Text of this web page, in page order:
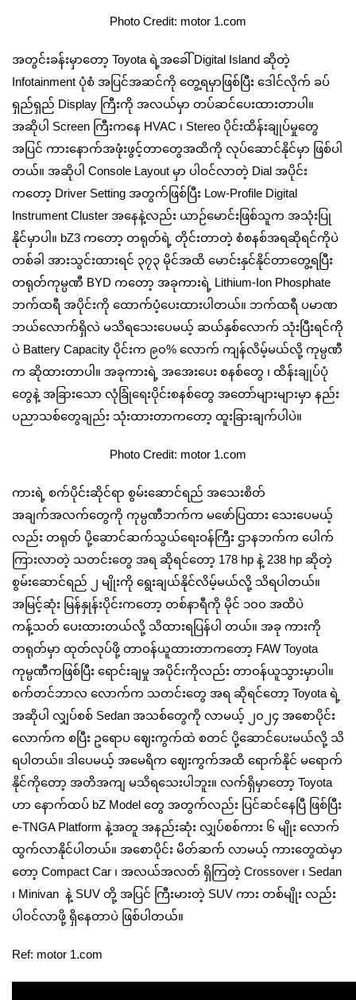
Photo Credit: motor 1.com
အတွင်းခန်းမှာတော့ Toyota ရဲ့အခေါ် Digital Island ဆိုတဲ့
Infotainment ပုံစံ အပြင်အဆင်ကို တွေ့ရမှာဖြစ်ပြီး ဒေါင်လိုက် ခပ်
ရှည်ရှည် Display ကြီးကို အလယ်မှာ တပ်ဆင်ပေးထားတာပါ။
အဆိုပါ Screen ကြီးကနေ HVAC ၊ Stereo ပိုင်းထိန်းချုပ်မှုတွေ
အပြင် ကားနောက်အဖုံးဖွင့်တာတွေအထိကို လုပ်ဆောင်နိုင်မှာ ဖြစ်ပါ
တယ်။ အဆိုပါ Console Layout မှာ ပါဝင်လာတဲ့ Dial အပိုင်း
ကတော့ Driver Setting အတွက်ဖြစ်ပြီး Low-Profile Digital
Instrument Cluster အနေနဲ့လည်း ယာဉ်မောင်းဖြစ်သူက အသုံးပြု
နိုင်မှာပါ။ bZ3 ကတော့ တရုတ်ရဲ့ တိုင်းတာတဲ့ စံစနစ်အရဆိုရင်ကိုပဲ
တစ်ခါ အားသွင်းထားရင် ၃၇၃ မိုင်အထိ မောင်းနှင်နိုင်တာတွေ့ရပြီး
တရုတ်ကုမ္ပဏီ BYD ကတော့ အခုကားရဲ့ Lithium-Ion Phosphate
ဘက်ထရီ အပိုင်းကို‌ ထောက်ပံ့ပေးထားပါတယ်။ ဘက်ထရီ ပမာဏ
ဘယ်လောက်ရှိလဲ မသိရ‌သေးပေမယ့် ဆယ်နှစ်လောက် သုံးပြီးရင်ကို
ပဲ Battery Capacity ပိုင်းက ၉၀% လောက် ကျန်လိမ့်မယ်လို့ ကုမ္ပဏီ
က ဆိုထားတာပါ။ အခုကားရဲ့ အအေးပေး စနစ်တွေ ၊ ထိန်းချုပ်ပုံ
တွေနဲ့ အခြားသော လုံခြုံရေးပိုင်းစနစ်တွေ အတော်များများမှာ နည်း
ပညာသစ်တွေချည်း သုံးထားတာကတော့ ထူးခြားချက်ပါပဲ။
Photo Credit: motor 1.com
ကားရဲ့ စက်ပိုင်းဆိုင်ရာ စွမ်းဆောင်ရည် အသေးစိတ်
အချက်အလက်တွေကို ကုမ္ပဏီဘက်က ‌မဖော်ပြထား သေးပေမယ့်
လည်း တရုတ် ပို့ဆောင်ဆက်သွယ်ရေးဝန်ကြီး ဌာနဘက်က ပေါက်
ကြားလာတဲ့ သတင်းတွေ အရ ဆိုရင်တော့ 178 hp နဲ့ 238 hp ဆိုတဲ့
စွမ်းဆောင်ရည် ၂ မျိုးကို ရွေးချယ်နိုင်လိမ့်မယ်လို့ သိရပါတယ်။
အမြင့်ဆုံး မြန်နှုန်းပိုင်းကတော့ တစ်နာရီကို မိုင် ၁၀၀ အထိပဲ
ကန့်သတ် ပေးထားတယ်လို့ သိထားရပြန်ပါ တယ်။ အခု ကားကို
တရုတ်မှာ ထုတ်လုပ်ဖို့ တာဝန်ယူထားတာကတော့ FAW Toyota
ကုမ္ပဏီကဖြစ်ပြီး ရောင်းချမှု အပိုင်းကိုလည်း တာဝန်ယူသွားမှာပါ။
စက်တင်ဘာလ လောက်က သတင်းတွေ အရ ဆိုရင်တော့ Toyota ရဲ့
အဆိုပါ လျှပ်စစ် Sedan အသစ်တွေကို လာမယ့် ၂၀၂၄ အစောပိုင်း
လောက်က စပြီး ဥရောပ ဈေးကွက်ထဲ စတင် ပို့ဆောင်ပေးမယ်လို့ သိ
ရပါတယ်။ ဒါပေမယ့် အမေရိက ဈေးကွက်အထိ ရောက်နိုင် မရောက်
နိုင်ကိုတော့ အတိအကျ မသိရသေးပါဘူး။ လက်ရှိမှာတော့ Toyota
ဟာ နောက်ထပ် bZ Model တွေ အတွက်လည်း ပြင်ဆင်နေပြီ ဖြစ်ပြီး
e-TNGA Platform နဲ့အတူ အနည်းဆုံး လျှပ်စစ်ကား ၆ မျိုး လောက်
ထွက်လာနိုင်ပါတယ်။ အစောပိုင်း မိတ်ဆက် လာမယ့် ကားတွေထဲမှာ
တော့ Compact Car ၊ အလယ်အလတ် ရှိကြတဲ့ Crossover ၊ Sedan
၊ Minivan နဲ့ SUV တို့ အပြင် ကြီးမားတဲ့ SUV ကား တစ်မျိုး လည်း
ပါဝင်လာဖို့ ရှိနေတာပဲ ဖြစ်ပါတယ်။
Ref: motor 1.com